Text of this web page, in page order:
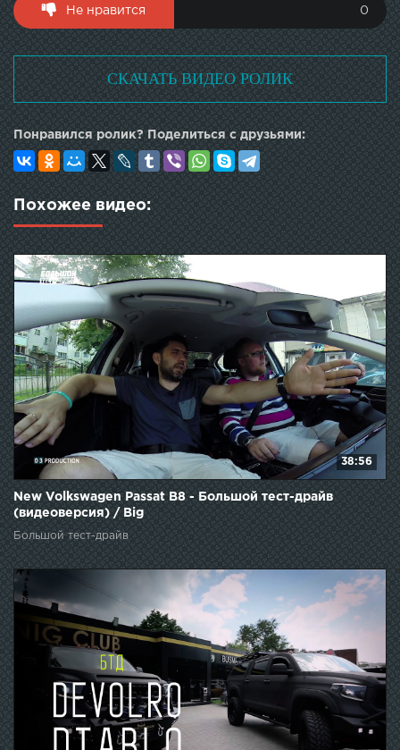
Не нравится 0
СКАЧАТЬ ВИДЕО РОЛИК
Понравился ролик? Поделиться с друзьями:
Похожее видео:
38:56
New Volkswagen Passat B8 - Большой тест-драйв
(видеоверсия) / Big
Большой тест-драйв